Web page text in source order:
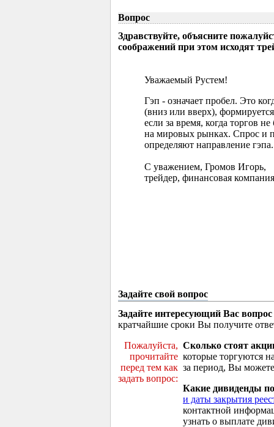
Вопрос
Здравствуйте, объясните
соображений при этом исходят
Уважаемый Рустем!
Гэп - означает пробел. Это
(вниз или вверх),
если за время, когда торгов
на мировых рынках. Спрос и
определяют направление гэпа.
С уважением, Громов Игорь,
трейдер, финансовая
Задайте свой вопрос
Задайте интересующий Вас вопрос
кратчайшие сроки Вы получите
Пожалуйста,
прочитайте
перед тем как
задать вопрос:
Сколько стоят
которые торгуются
за период, Вы
Какие дивиденды
и даты закрытия
контактной
узнать о выплате